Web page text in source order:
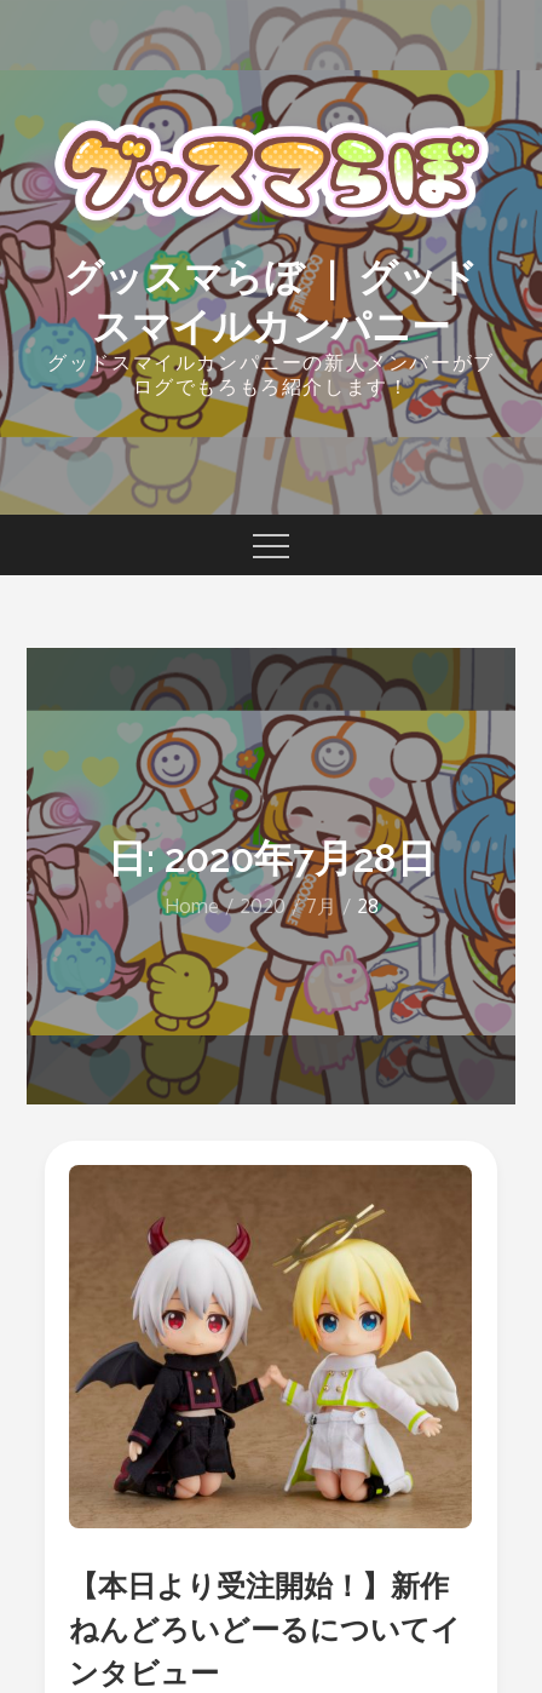
グッスマらぼ ｜ グッド
スマイルカンパニー
グッドスマイルカンパニーの新人メンバーがブ
ログでもろもろ紹介します！
日: 2020年7月28日
Home 2020 7月 28
【本日より受注開始！】新作
ねんどろいどーるについてイ
ンタビュー